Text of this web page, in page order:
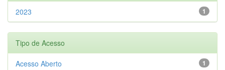
1
2023
Tipo de Acesso
1
Acesso Aberto